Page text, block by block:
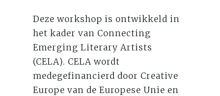
Deze workshop is ontwikkeld in
het kader van Connecting
Emerging Literary Artists
(CELA). CELA wordt
medegefinancierd door Creative
Europe van de Europese Unie en